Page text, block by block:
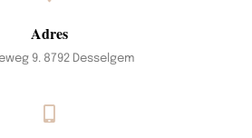
Adres
9. 8792 Desselgem